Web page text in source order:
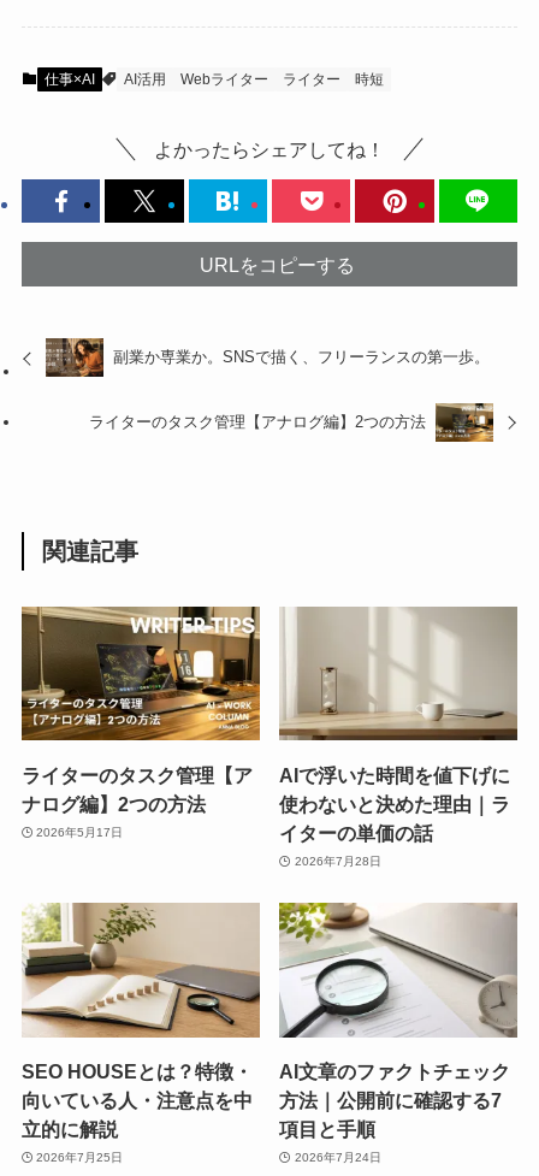
仕事×AI AI活用 Webライター ライター 時短
よかったらシェアしてね！
URLをコピーする
副業か専業か。SNSで描く、フリーランスの第一歩。
ライターのタスク管理【アナログ編】2つの方法
関連記事
ライターのタスク管理【ア
ナログ編】2つの方法
2026年5月17日
AIで浮いた時間を値下げに
使わないと決めた理由｜ラ
イターの単価の話
2026年7月28日
SEO HOUSEとは？特徴・
向いている人・注意点を中
立的に解説
2026年7月25日
AI文章のファクトチェック
方法｜公開前に確認する7
項目と手順
2026年7月24日